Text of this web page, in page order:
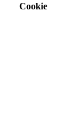
Cookie